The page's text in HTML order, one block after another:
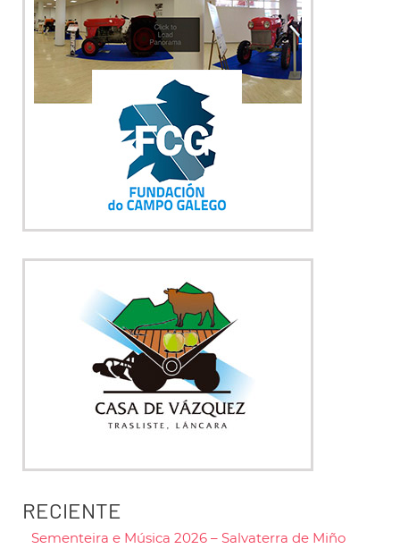
RECIENTE
Sementeira e Música 2026 – Salvaterra de Miño